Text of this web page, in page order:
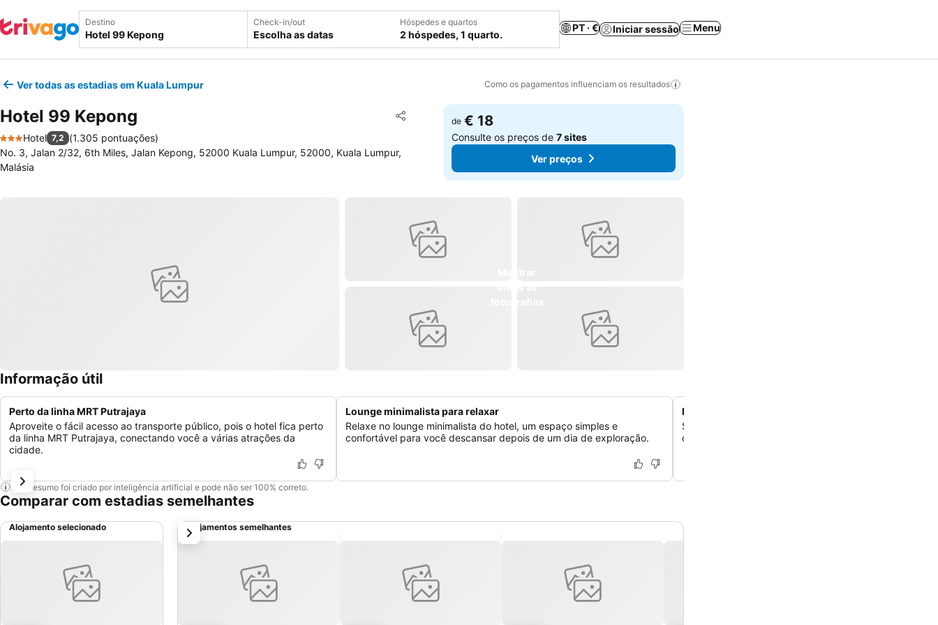
Destino Check-in/out
Escolha as datas
Hóspedes e quartos
2 hóspedes, 1 quarto.
PT · € Iniciar sessão Menu
Ver todas as estadias em Kuala Lumpur Como os pagamentos influenciam os resultados
Hotel 99 Kepong Partilhar
Adicionar aos favoritos
3 Estrelas
Hotel 7,2 (1.305 pontuações)
No. 3, Jalan 2/32, 6th Miles, Jalan Kepong, 52000 Kuala Lumpur, 52000, Kuala Lumpur,
Malásia
de € 18
Consulte os preços de7 sites
Ver preços
Informação útil
Perto da linha MRT Putrajaya
Aproveite o fácil acesso ao transporte público, pois o hotel fica perto
da linha MRT Putrajaya, conectando você a várias atrações da
cidade.
Lounge minimalista para relaxar
Relaxe no lounge minimalista do hotel, um espaço simples e
confortável para você descansar depois de um dia de exploração.
Estacionamento conveniente no local
Se você chegar de carro, pode aproveitar o
conveniente do hotel, garantindo uma estadia sem
Este resumo foi criado por inteligência artificial e pode não ser 100% correto.
Comparar com estadias semelhantes
Alojamento selecionado Alojamentos semelhantes
próximo